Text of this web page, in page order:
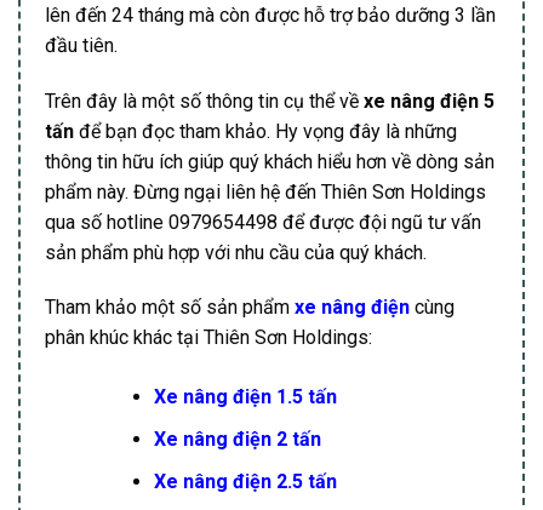
lên đến 24 tháng mà còn được hỗ trợ bảo dưỡng 3 lần
đầu tiên.
Trên đây là một số thông tin cụ thể về xe nâng điện 5
tấn để bạn đọc tham khảo. Hy vọng đây là những
thông tin hữu ích giúp quý khách hiểu hơn về dòng sản
phẩm này. Đừng ngại liên hệ đến Thiên Sơn Holdings
qua số hotline 0979654498 để được đội ngũ tư vấn
sản phẩm phù hợp với nhu cầu của quý khách.
Tham khảo một số sản phẩm xe nâng điện cùng
phân khúc khác tại Thiên Sơn Holdings:
Xe nâng điện 1.5 tấn
Xe nâng điện 2 tấn
Xe nâng điện 2.5 tấn